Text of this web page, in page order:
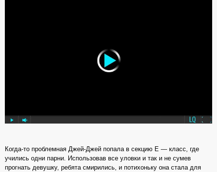
Когда-то проблемная Джей-Джей попала в секцию Е — класс, где
учились одни парни. Использовав все уловки и так и не сумев
прогнать девушку, ребята смирились, и потихоньку она стала для